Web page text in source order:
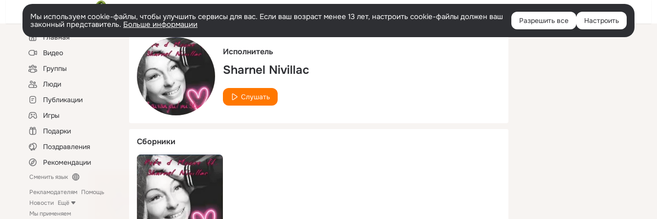
Русский Войти
Мы используем cookie-файлы, чтобы улучшить сервисы для вас. Если ваш возраст менее 13 лет, настроить cookie-файлы должен ваш
законный представитель. Больше информации Разрешить все Настроить
Левая
колонкаГлавная
Видео
Группы
Люди
Публикации
Игры
Подарки
Поздравления
Рекомендации
Сменить язык
Рекламодателям Помощь
Новости Ещё
Мы применяем
Исполнитель
Sharnel Nivillac
Слушать
Сборники